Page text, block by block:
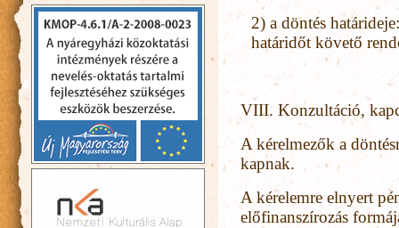
2) a döntés
határidőt követő
VIII. Konzultáció,
A kérelmezők a
kapnak.
A kérelemre elnyert
előfinanszírozás